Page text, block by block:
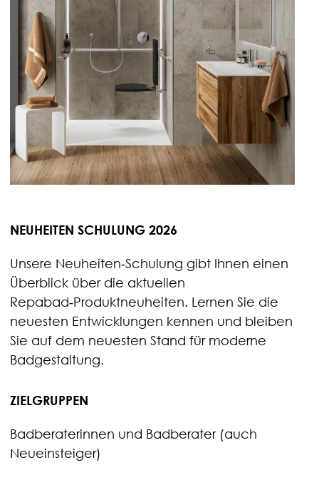
NEUHEITEN SCHULUNG 2026
Unsere Neuheiten‑Schulung gibt Ihnen einen
Überblick über die aktuellen
Repabad‑Produktneuheiten. Lernen Sie die
neuesten Entwicklungen kennen und bleiben
Sie auf dem neuesten Stand für moderne
Badgestaltung.
ZIELGRUPPEN
Badberaterinnen und Badberater (auch
Neueinsteiger)